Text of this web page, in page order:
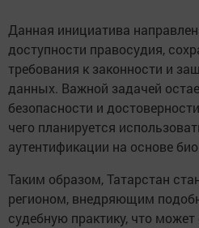
Данная инициатива
доступности правосудия,
требования к законности и
данных. Важной задачей
безопасности и
чего планируется
аутентификации на основе
Таким образом, Татарстан
регионом, внедряющим
судебную практику, что